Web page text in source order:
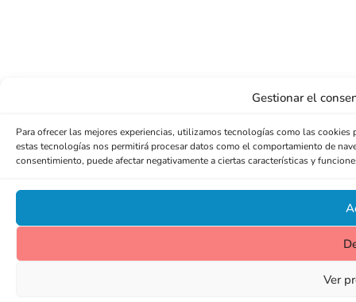
Gestionar el
Para ofrecer las mejores experiencias, utilizamos tecnologías como las
estas tecnologías nos permitirá procesar datos como el comportamiento de
consentimiento, puede afectar negativamente a ciertas características y
Ver